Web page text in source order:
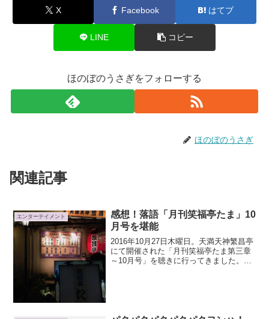
X Facebook はてブ
LINE コピー
ほのぼのうさぎをフォローする
ほのぼのうさぎ
関連記事
エンターテイメント
感想！落語「月刊笑福亭たま」10
月号を堪能
2016年10月27日木曜日。天満天神繁昌亭
にて開催された「月刊笑福亭たま第三章
～10月号」を聴きに行ってきました。例